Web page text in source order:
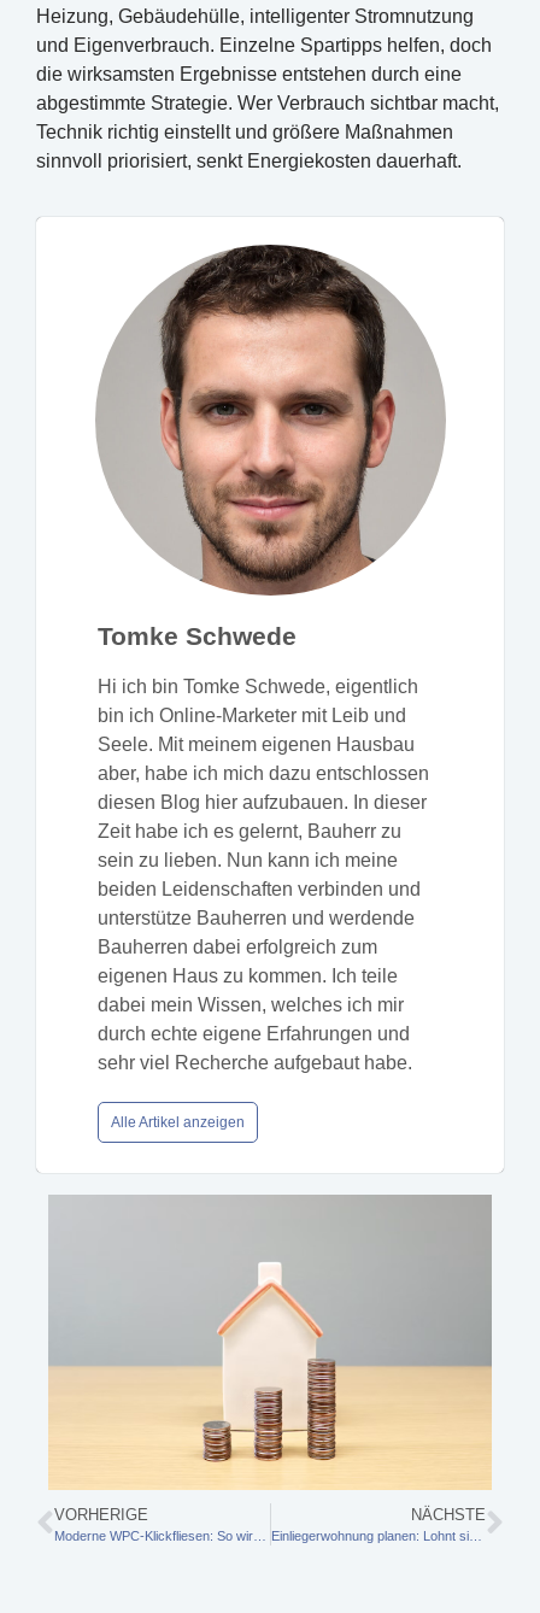
Heizung, Gebäudehülle, intelligenter Stromnutzung
und Eigenverbrauch. Einzelne Spartipps helfen, doch
die wirksamsten Ergebnisse entstehen durch eine
abgestimmte Strategie. Wer Verbrauch sichtbar macht,
Technik richtig einstellt und größere Maßnahmen
sinnvoll priorisiert, senkt Energiekosten dauerhaft.
Tomke Schwede
Hi ich bin Tomke Schwede, eigentlich
bin ich Online-Marketer mit Leib und
Seele. Mit meinem eigenen Hausbau
aber, habe ich mich dazu entschlossen
diesen Blog hier aufzubauen. In dieser
Zeit habe ich es gelernt, Bauherr zu
sein zu lieben. Nun kann ich meine
beiden Leidenschaften verbinden und
unterstütze Bauherren und werdende
Bauherren dabei erfolgreich zum
eigenen Haus zu kommen. Ich teile
dabei mein Wissen, welches ich mir
durch echte eigene Erfahrungen und
sehr viel Recherche aufgebaut habe.
Alle Artikel anzeigen
VORHERIGE NÄCHSTE
Einliegerwohnung planen: Lohnt sich der Ausbau im Raum Deggendorf?